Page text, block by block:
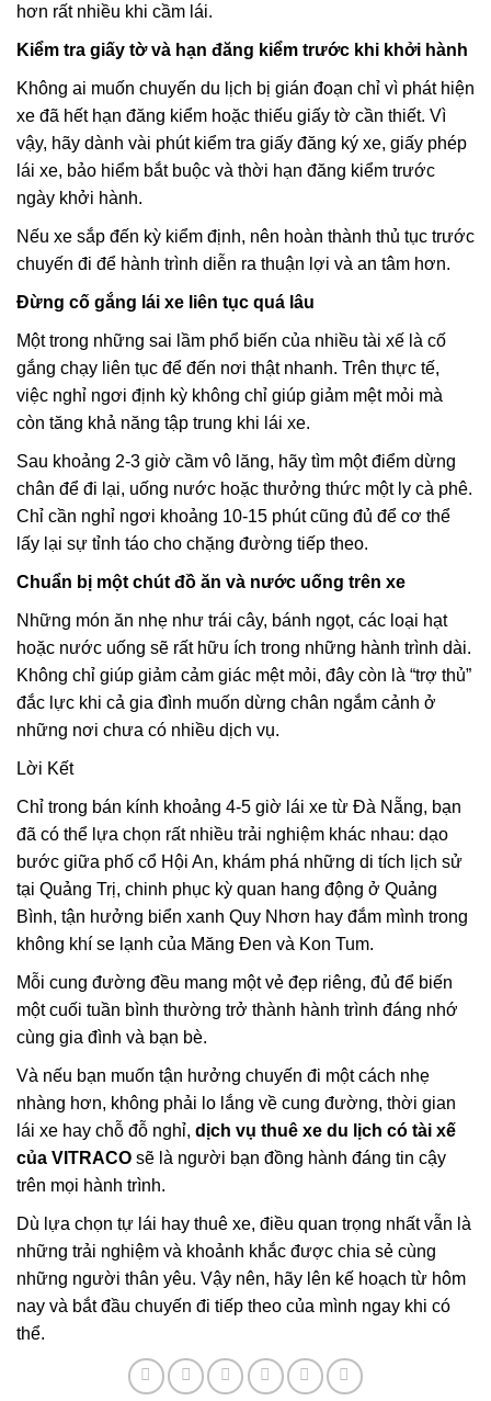
hơn rất nhiều khi cầm lái.
Kiểm tra giấy tờ và hạn đăng kiểm trước khi khởi hành
Không ai muốn chuyến du lịch bị gián đoạn chỉ vì phát hiện
xe đã hết hạn đăng kiểm hoặc thiếu giấy tờ cần thiết. Vì
vậy, hãy dành vài phút kiểm tra giấy đăng ký xe, giấy phép
lái xe, bảo hiểm bắt buộc và thời hạn đăng kiểm trước
ngày khởi hành.
Nếu xe sắp đến kỳ kiểm định, nên hoàn thành thủ tục trước
chuyến đi để hành trình diễn ra thuận lợi và an tâm hơn.
Đừng cố gắng lái xe liên tục quá lâu
Một trong những sai lầm phổ biến của nhiều tài xế là cố
gắng chạy liên tục để đến nơi thật nhanh. Trên thực tế,
việc nghỉ ngơi định kỳ không chỉ giúp giảm mệt mỏi mà
còn tăng khả năng tập trung khi lái xe.
Sau khoảng 2-3 giờ cầm vô lăng, hãy tìm một điểm dừng
chân để đi lại, uống nước hoặc thưởng thức một ly cà phê.
Chỉ cần nghỉ ngơi khoảng 10-15 phút cũng đủ để cơ thể
lấy lại sự tỉnh táo cho chặng đường tiếp theo.
Chuẩn bị một chút đồ ăn và nước uống trên xe
Những món ăn nhẹ như trái cây, bánh ngọt, các loại hạt
hoặc nước uống sẽ rất hữu ích trong những hành trình dài.
Không chỉ giúp giảm cảm giác mệt mỏi, đây còn là “trợ thủ”
đắc lực khi cả gia đình muốn dừng chân ngắm cảnh ở
những nơi chưa có nhiều dịch vụ.
Lời Kết
Chỉ trong bán kính khoảng 4-5 giờ lái xe từ Đà Nẵng, bạn
đã có thể lựa chọn rất nhiều trải nghiệm khác nhau: dạo
bước giữa phố cổ Hội An, khám phá những di tích lịch sử
tại Quảng Trị, chinh phục kỳ quan hang động ở Quảng
Bình, tận hưởng biển xanh Quy Nhơn hay đắm mình trong
không khí se lạnh của Măng Đen và Kon Tum.
Mỗi cung đường đều mang một vẻ đẹp riêng, đủ để biến
một cuối tuần bình thường trở thành hành trình đáng nhớ
cùng gia đình và bạn bè.
Và nếu bạn muốn tận hưởng chuyến đi một cách nhẹ
nhàng hơn, không phải lo lắng về cung đường, thời gian
lái xe hay chỗ đỗ nghỉ, dịch vụ thuê xe du lịch có tài xế
của VITRACO sẽ là người bạn đồng hành đáng tin cậy
trên mọi hành trình.
Dù lựa chọn tự lái hay thuê xe, điều quan trọng nhất vẫn là
những trải nghiệm và khoảnh khắc được chia sẻ cùng
những người thân yêu. Vậy nên, hãy lên kế hoạch từ hôm
nay và bắt đầu chuyến đi tiếp theo của mình ngay khi có
thể.